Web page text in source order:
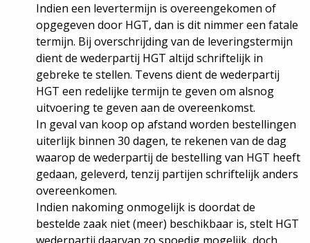
Indien een levertermijn is overeengekomen of
opgegeven door HGT, dan is dit nimmer een fatale
termijn. Bij overschrijding van de leveringstermijn
dient de wederpartij HGT altijd schriftelijk in
gebreke te stellen. Tevens dient de wederpartij
HGT een redelijke termijn te geven om alsnog
uitvoering te geven aan de overeenkomst.
In geval van koop op afstand worden bestellingen
uiterlijk binnen 30 dagen, te rekenen van de dag
waarop de wederpartij de bestelling van HGT heeft
gedaan, geleverd, tenzij partijen schriftelijk anders
overeenkomen.
Indien nakoming onmogelijk is doordat de
bestelde zaak niet (meer) beschikbaar is, stelt HGT